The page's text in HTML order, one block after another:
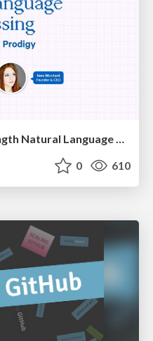
HU Berlin: Industrial-Strength Natural Language Processing with spaCy and Prodigy
0 610